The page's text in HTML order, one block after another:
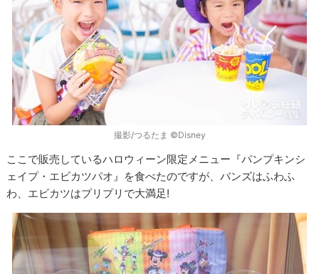
撮影/つるたま ©Disney
ここで販売しているハロウィーン限定メニュー『パンプキンシ
ェイプ・エビカツパオ』を食べたのですが、バンズはふわふ
わ、エビカツはプリプリで大満足!